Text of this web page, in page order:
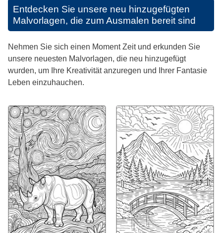
Entdecken Sie unsere neu hinzugefügten
Malvorlagen, die zum Ausmalen bereit sind
Nehmen Sie sich einen Moment Zeit und erkunden Sie
unsere neuesten Malvorlagen, die neu hinzugefügt
wurden, um Ihre Kreativität anzuregen und Ihrer Fantasie
Leben einzuhauchen.